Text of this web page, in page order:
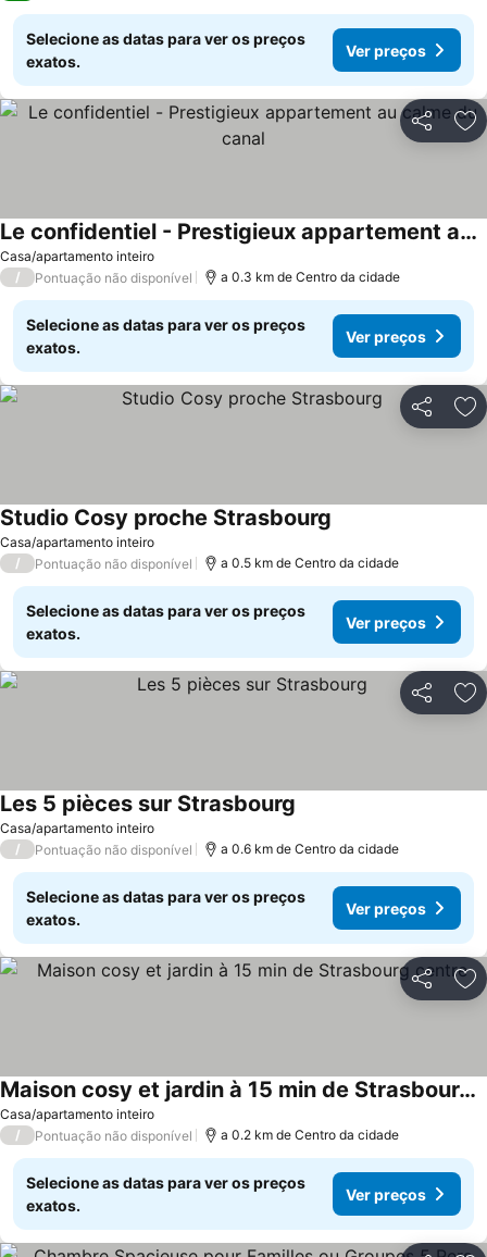
Selecione as datas para ver os preços
exatos.
Ver preços
Partilhar
Casa/apartamento inteiro
Le confidentiel - Prestigieux appartement au calme du canal
Ver preços
/ Pontuação não disponível a 0.3 km de Centro da cidade
Selecione as datas para ver os preços
exatos.
Ver preços
Partilhar
Casa/apartamento inteiro
Studio Cosy proche Strasbourg
/ Pontuação não disponível a 0.5 km de Centro da cidade
Selecione as datas para ver os preços
exatos.
Ver preços
Partilhar
Casa/apartamento inteiro
Les 5 pièces sur Strasbourg
/ Pontuação não disponível a 0.6 km de Centro da cidade
Selecione as datas para ver os preços
exatos.
Ver preços
Partilhar
Casa/apartamento inteiro
Maison cosy et jardin à 15 min de Strasbourg centre
Ver preços
/ Pontuação não disponível a 0.2 km de Centro da cidade
Selecione as datas para ver os preços
exatos.
Ver preços